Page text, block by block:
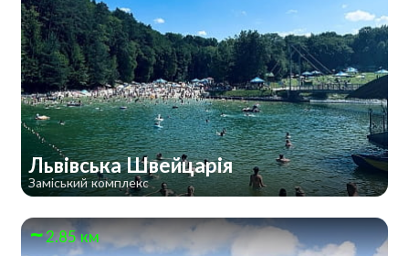
Львівська Швейцарія
Заміський комплекс
2.85 км